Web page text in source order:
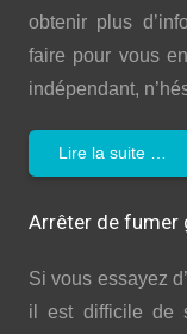
obtenir plus
faire pour vous
indépendant,
Lire la suite …
Arrêter de fumer
Si vous essayez
il est difficile de